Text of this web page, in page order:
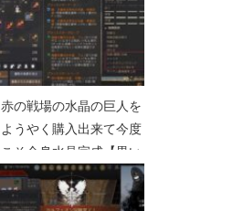
赤の戦場の水晶の巨人を
ようやく購入出来て今度
こそ全身水晶完成【黒い
砂漠Part4136】